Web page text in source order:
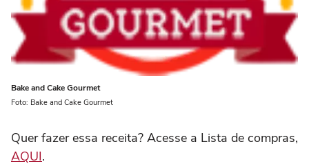
Bake and Cake Gourmet
Foto: Bake and Cake Gourmet
Quer fazer essa receita? Acesse a Lista de compras,
AQUI.